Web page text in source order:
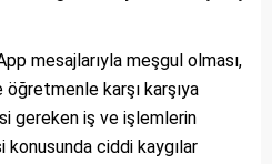
mesajlarıyla meşgul olması,
karşı karşıya
gereken iş ve işlemlerin
konusunda ciddi kaygılar